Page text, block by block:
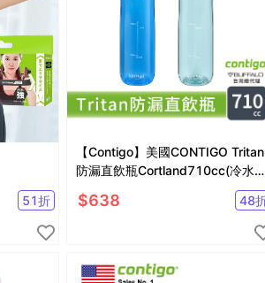
51折
【Contigo】美國CONTIGO Tritan
防漏直飲瓶Cortland710cc(冷水
$638 48